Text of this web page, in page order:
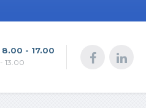
- 17.00
13.00